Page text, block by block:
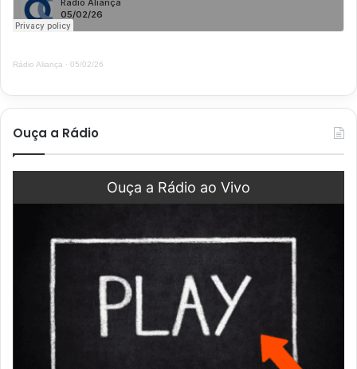
Rádio Aliança · 05/02/26
Ouça a Rádio
Ouça a Rádio ao Vivo